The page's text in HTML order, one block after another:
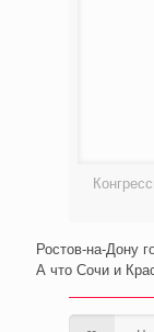
Ростов-на-Дону
А что Сочи и